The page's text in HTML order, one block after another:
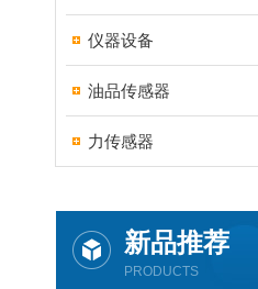
仪器设备
油品传感器
力传感器
新品推荐
PRODUCTS